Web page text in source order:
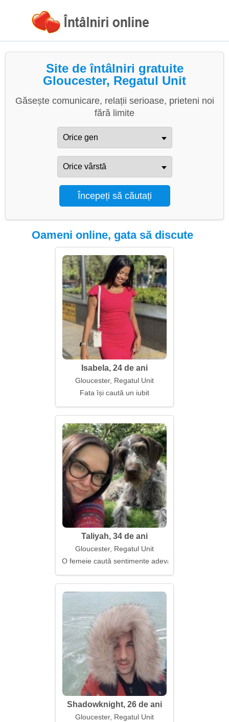
Site de întâlniri gratuite
Gloucester, Regatul Unit
Găsește comunicare, relații serioase, prieteni noi
fără limite
Oameni online, gata să discute
Isabela, 24 de ani
Gloucester, Regatul Unit
Fata își caută un iubit
Taliyah, 34 de ani
Gloucester, Regatul Unit
O femeie caută sentimente adevărate
Shadowknight, 26 de ani
Gloucester, Regatul Unit